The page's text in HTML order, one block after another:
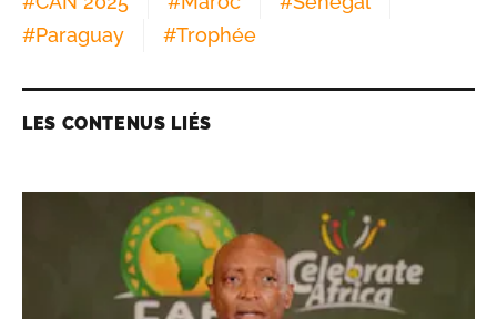
#Paraguay #Trophée
LES CONTENUS LIÉS